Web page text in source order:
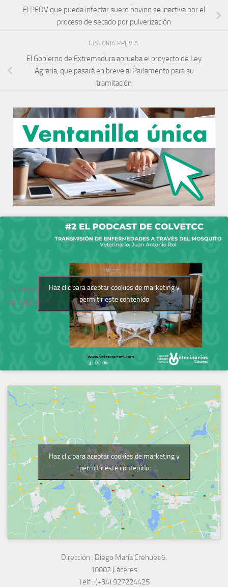
El PEDV que pueda infectar suero bovino se inactiva por el
proceso de secado por pulverización
HISTORIA PREVIA
El Gobierno de Extremadura aprueba el proyecto de Ley
Agraria, que pasará en breve al Parlamento para su
tramitación
Podcast del Colegio
de Veterinarios
Haz clic para aceptar cookies de marketing y
permitir este contenido
Haz clic para aceptar cookies de marketing y
permitir este contenido
Dirección : Diego María Crehuet 6.
10002 Cáceres
Telf : (+34) 927224425